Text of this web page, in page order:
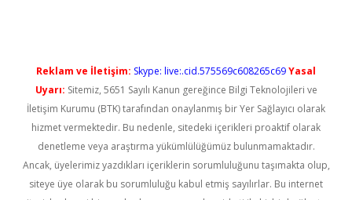
Reklam ve İletişim: Skype: live:.cid.575569c608265c69Yasal
Uyarı: Sitemiz, 5651 Sayılı Kanun gereğince Bilgi Teknolojileri ve
İletişim Kurumu (BTK) tarafından onaylanmış bir Yer Sağlayıcı olarak
hizmet vermektedir. Bu nedenle, sitedeki içerikleri proaktif olarak
denetleme veya araştırma yükümlülüğümüz bulunmamaktadır.
Ancak, üyelerimiz yazdıkları içeriklerin sorumluluğunu taşımakta olup,
siteye üye olarak bu sorumluluğu kabul etmiş sayılırlar. Bu internet